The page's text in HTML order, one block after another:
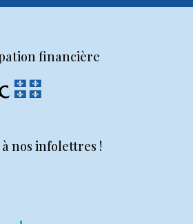
financière
nos infolettres !